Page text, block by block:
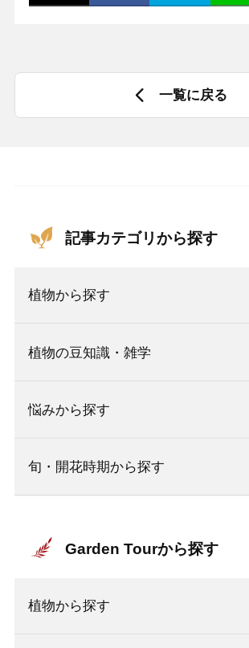
一覧に戻る
記事カテゴリから探す
植物から探す
植物の豆知識・雑学
悩みから探す
旬・開花時期から探す
Garden Tourから探す
植物から探す